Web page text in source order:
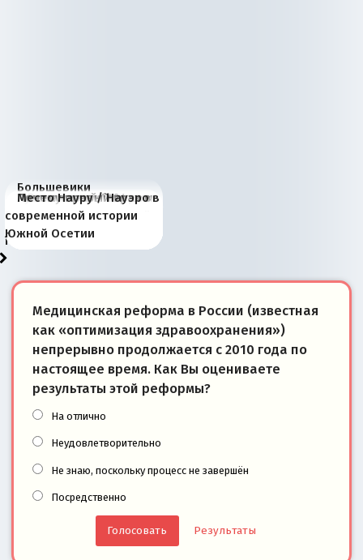
Большевики
отличаются от «Яблока»
тем, что они -
победители
Киевская марионетка
Запада рассказала о
«переобувании» хозяев
В России назрели
перемены: 15 шагов к
суверенной экономике
Миграционный пожар
Европы
Россия начинает
сбрасывать балласт
Анкориджа
Россия зимой 1904
года: первые уступки во
внутренней политике
Русская нация вчера и
сегодня
Почему правый крах в
Варшаве не поможет её
отношениям с Россией?
Место Науру / Науэро в
современной истории
Южной Осетии
Медицинская реформа в России (известная
как «оптимизация здравоохранения»)
непрерывно продолжается с 2010 года по
настоящее время. Как Вы оцениваете
результаты этой реформы?
На отлично
Неудовлетворительно
Не знаю, поскольку процесс не завершён
Посредственно
Результаты